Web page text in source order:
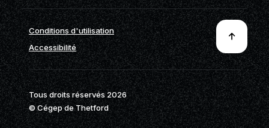
Conditions d'utilisation
Accessibilité
Tous droits réservés 2026
© Cégep de Thetford